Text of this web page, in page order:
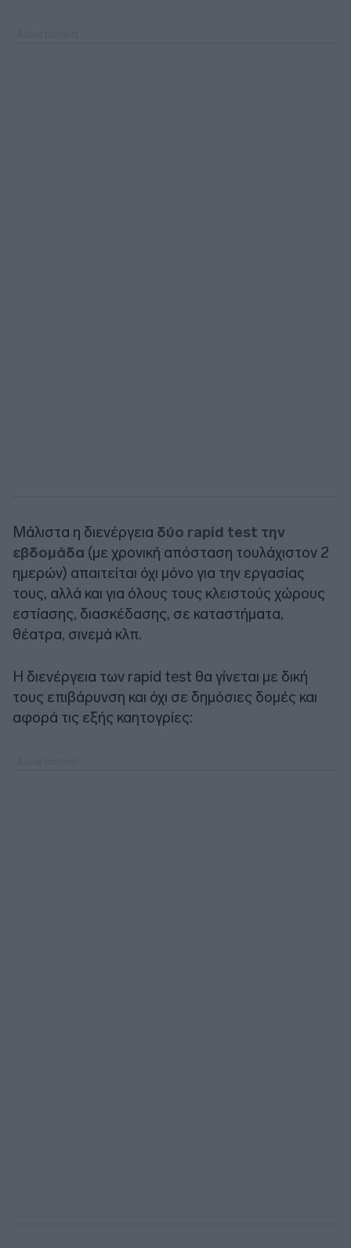
Μάλιστα η διενέργεια δύο rapid test την
εβδομάδα (με χρονική απόσταση τουλάχιστον 2
ημερών) απαιτείται όχι μόνο για την εργασίας
τους, αλλά και για όλους τους κλειστούς χώρους
εστίασης, διασκέδασης, σε καταστήματα,
θέατρα, σινεμά κλπ.
Η διενέργεια των rapid test θα γίνεται με δική
τους επιβάρυνση και όχι σε δημόσιες δομές και
αφορά τις εξής καητογρίες: